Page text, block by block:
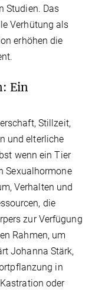
Studien. Das
Verhütung als
erhöhen die
Ein
Stillzeit,
und elterliche
wenn ein Tier
Sexualhormone
Verhalten und
die
zur Verfügung
Rahmen, um
Johanna Stärk,
in
oder